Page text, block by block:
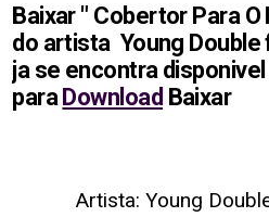
Baixar " Cobertor Para
do artista Young Double
ja se encontra disponivel
para Download Baixar
Artista: Young